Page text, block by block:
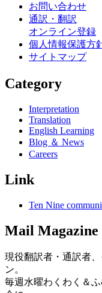
お問い合わせ
通訳・翻訳
オンライン登録
個人情報保護方
サイトマップ
Category
Interpretation
Translation
English Learning
Blog ＆ News
Careers
Link
Ten Nine
Mail Magazine
現役翻訳者・通訳者
ン。
毎週水曜わくわく＆